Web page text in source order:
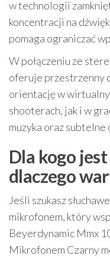
w technologii
koncentracji na
pomaga ograniczać
W połączeniu ze
oferuje przestrzenny
orientację w
shooterach, jak i w
muzyka oraz subtelne
Dla kogo
dlaczego
Jeśli szukasz
mikrofonem, który
Beyerdynamic Mmx
Mikrofonem Czarny